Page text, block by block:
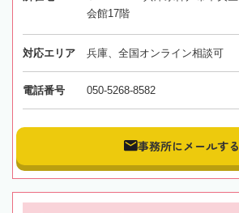
会館17階
対応エリア 兵庫、全国オンライン相談可
電話番号 050-5268-8582
事務所にメールする